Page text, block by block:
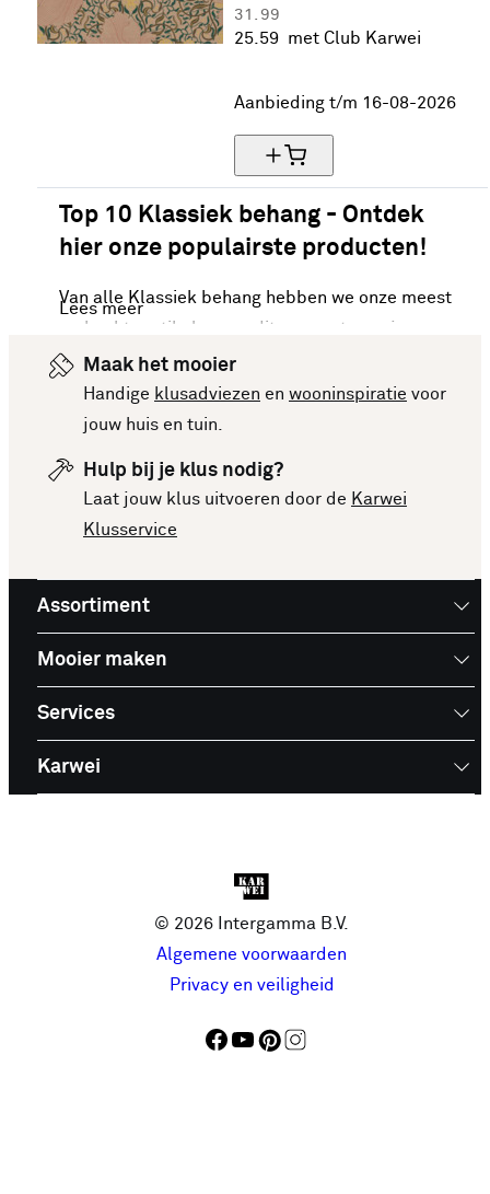
31. 99
25. 59 met Club Karwei
Aanbieding t/m 16-08-2026
Top 10 Klassiek behang - Ontdek
hier onze populairste producten!
Van alle Klassiek behang hebben we onze meest
verkochte artikelen van dit moment voor je op een
rijtje gezet. Vergelijk makkelijk de specificaties
en prijzen om een goede keuze te kunnen maken.
Deze lijst is altijd up-to-date, zodat je meteen op
producten. Bekijk de top 10 Klassiek behang en
laat je inspireren voor je volgende aankoop!
Lees meer
Maak het mooier
Handige klusadviezen en wooninspiratie voor
jouw huis en tuin.
Hulp bij je klus nodig?
Laat jouw klus uitvoeren door de Karwei
Klusservice
Assortiment
Mooier maken
Services
Karwei
© 2026 Intergamma B.V.
Algemene voorwaarden
Privacy en veiligheid